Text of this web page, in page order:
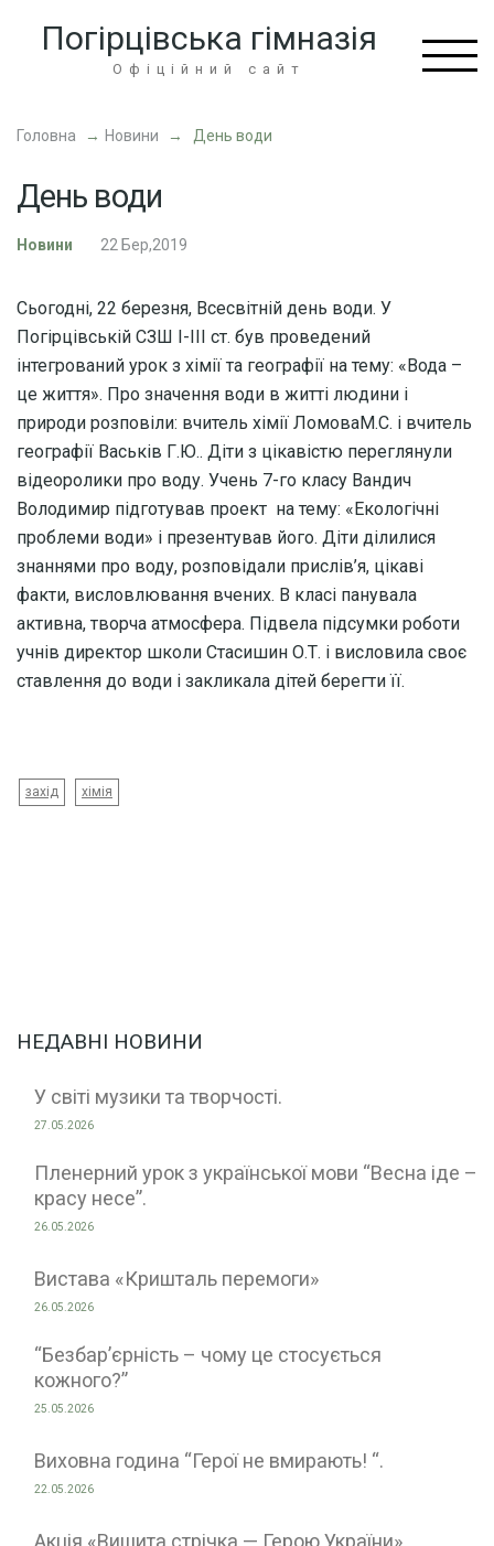
Enter)
Погірцівська гімназія
Офіційний сайт
Головна → Новини → День води
День води
Новини 22 Бер,2019
Сьогодні, 22 березня, Всесвітній день води. У
Погірцівській СЗШ І-ІІІ ст. був проведений
інтегрований урок з хімії та географії на тему: «Вода –
це життя». Про значення води в житті людини і
природи розповіли: вчитель хімії ЛомоваМ.С. і вчитель
географії Васьків Г.Ю.. Діти з цікавістю переглянули
відеоролики про воду. Учень 7-го класу Вандич
Володимир підготував проект на тему: «Екологічні
проблеми води» і презентував його. Діти ділилися
знаннями про воду, розповідали прислів’я, цікаві
факти, висловлювання вчених. В класі панувала
активна, творча атмосфера. Підвела підсумки роботи
учнів директор школи Стасишин О.Т. і висловила своє
ставлення до води і закликала дітей берегти її.
захід хімія
НЕДАВНІ НОВИНИ
У світі музики та творчості.
27.05.2026
Пленерний урок з української мови “Весна іде –
красу несе”.
26.05.2026
Вистава «Кришталь перемоги»
26.05.2026
“Безбар’єрність – чому це стосується
кожного?”
25.05.2026
Виховна година “Герої не вмирають! “.
22.05.2026
Акція «Вишита стрічка — Герою України»